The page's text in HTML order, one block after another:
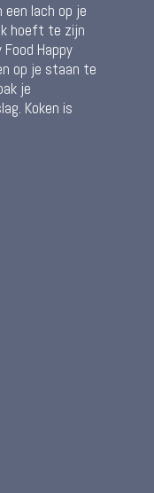
lach op je
hoeft te zijn
Happy
op je staan te
je
Koken is